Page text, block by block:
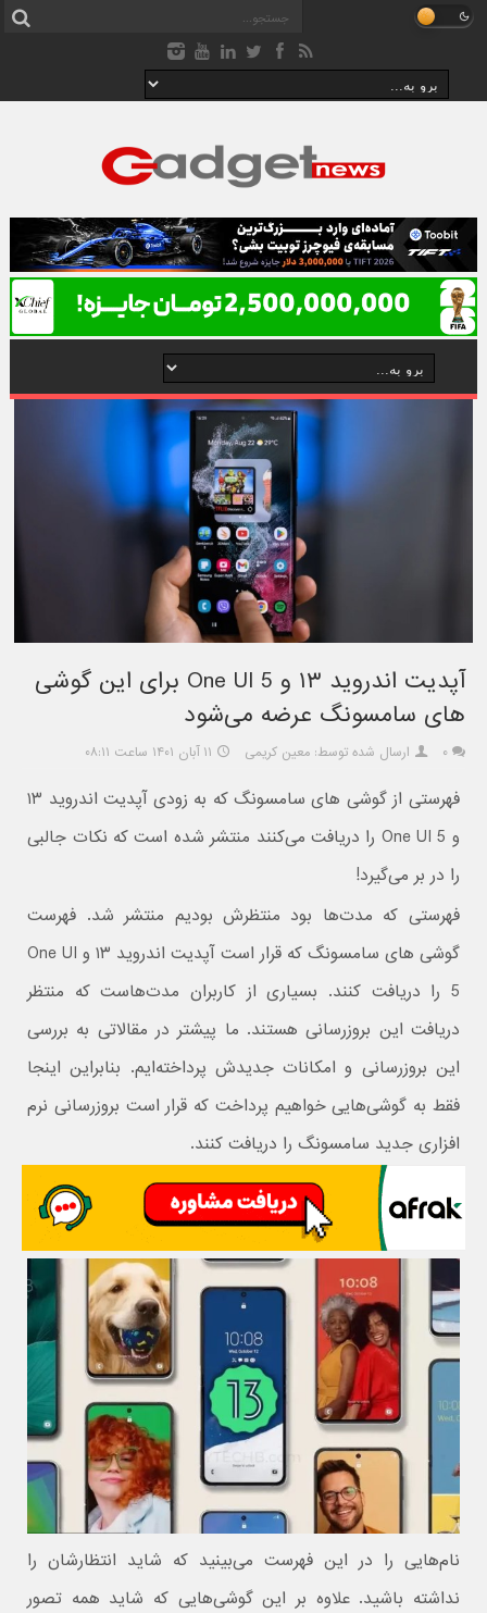
آپدیت اندروید ۱۳ و One UI 5 برای این گوشی
های سامسونگ عرضه می‌شود
۰ ارسال شده توسط: معین کریمی ۱۱ آبان ۱۴۰۱ ساعت ۰۸:۱۱
فهرستی از گوشی های سامسونگ که به زودی آپدیت اندروید ۱۳
و One UI 5 را دریافت می‌کنند منتشر شده است که نکات جالبی
را در بر می‌گیرد!
فهرستی که مدت‌ها بود منتظرش بودیم منتشر شد. فهرست
گوشی های سامسونگ که قرار است آپدیت اندروید ۱۳ و One UI
5 را دریافت کنند. بسیاری از کاربران مدت‌هاست که منتظر
دریافت این بروزرسانی هستند. ما پیشتر در مقالاتی به بررسی
این بروزرسانی و امکانات جدیدش پرداخته‌ایم. بنابراین اینجا
فقط به گوشی‌هایی خواهیم پرداخت که قرار است بروزرسانی نرم
افزاری جدید سامسونگ را دریافت کنند.
نام‌هایی را در این فهرست می‌بینید که شاید انتظارشان را
نداشته باشید. علاوه بر این گوشی‌هایی که شاید همه تصور